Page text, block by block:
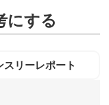
にする
スリーレポート